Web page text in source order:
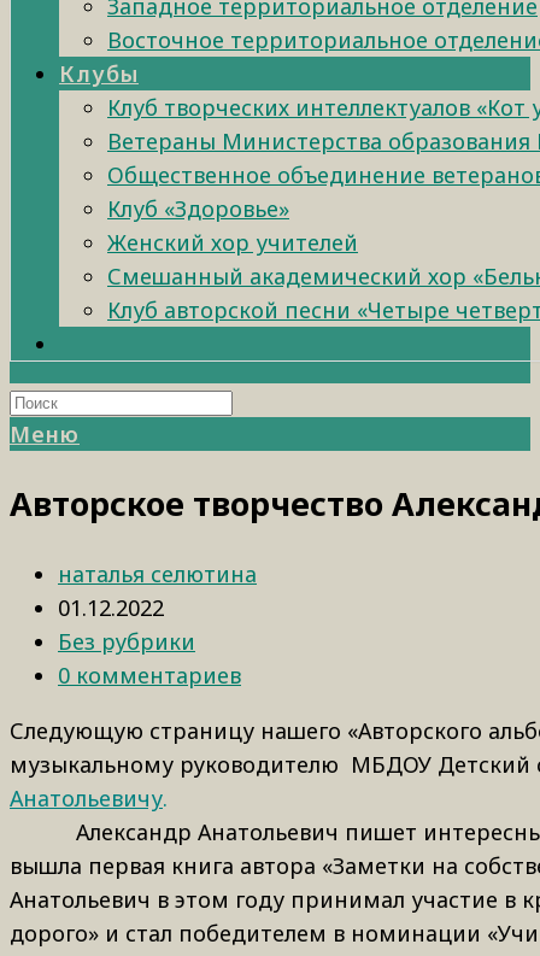
Западное территориальное отделение
Восточное территориальное
Клубы
Клуб творческих интеллектуалов «Кот
Ветераны Министерства образования
Общественное объединение
Клуб «Здоровье»
Женский хор учителей
Смешанный академический хор
Клуб авторской песни «Четыре
Меню
Авторское творчество
наталья селютина
01.12.2022
Без рубрики
0 комментариев
Следующую страницу нашего «Авторского
музыкальному руководителю МБДОУ Детский
Анатольевичу.
Александр Анатольевич пишет
вышла первая книга автора «Заметки на
Анатольевич в этом году принимал участие в
дорого» и стал победителем в номинации